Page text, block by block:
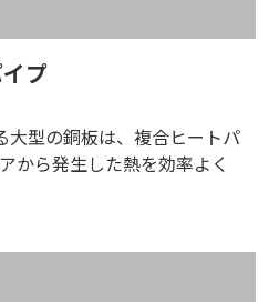
プ
大型の銅板は、複合ヒートパ
から発生した熱を効率よく